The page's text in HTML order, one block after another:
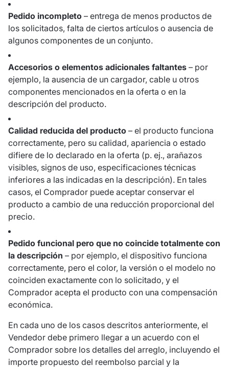
Pedido incompleto – entrega de menos productos de
los solicitados, falta de ciertos artículos o ausencia de
algunos componentes de un conjunto.
Accesorios o elementos adicionales faltantes – por
ejemplo, la ausencia de un cargador, cable u otros
componentes mencionados en la oferta o en la
descripción del producto.
Calidad reducida del producto – el producto funciona
correctamente, pero su calidad, apariencia o estado
difiere de lo declarado en la oferta (p. ej., arañazos
visibles, signos de uso, especificaciones técnicas
inferiores a las indicadas en la descripción). En tales
casos, el Comprador puede aceptar conservar el
producto a cambio de una reducción proporcional del
precio.
Pedido funcional pero que no coincide totalmente con
la descripción – por ejemplo, el dispositivo funciona
correctamente, pero el color, la versión o el modelo no
coinciden exactamente con lo solicitado, y el
Comprador acepta el producto con una compensación
económica.
En cada uno de los casos descritos anteriormente, el
Vendedor debe primero llegar a un acuerdo con el
Comprador sobre los detalles del arreglo, incluyendo el
importe propuesto del reembolso parcial y la